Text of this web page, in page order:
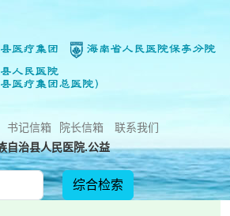
书记信箱 院长信箱
联系我们
自治县人民医院.公益